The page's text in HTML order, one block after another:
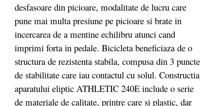
desfasoare din picioare, modalitate de lucru care
pune mai multa presiune pe picioare si brate in
incercarea de a mentine echilibru atunci cand
imprimi forta in pedale. Bicicleta beneficiaza de o
structura de rezistenta stabila, compusa din 3 puncte
de stabilitate care iau contactul cu solul. Constructia
aparatului eliptic ATHLETIC 240E include o serie
de materiale de calitate, printre care si plastic, dar